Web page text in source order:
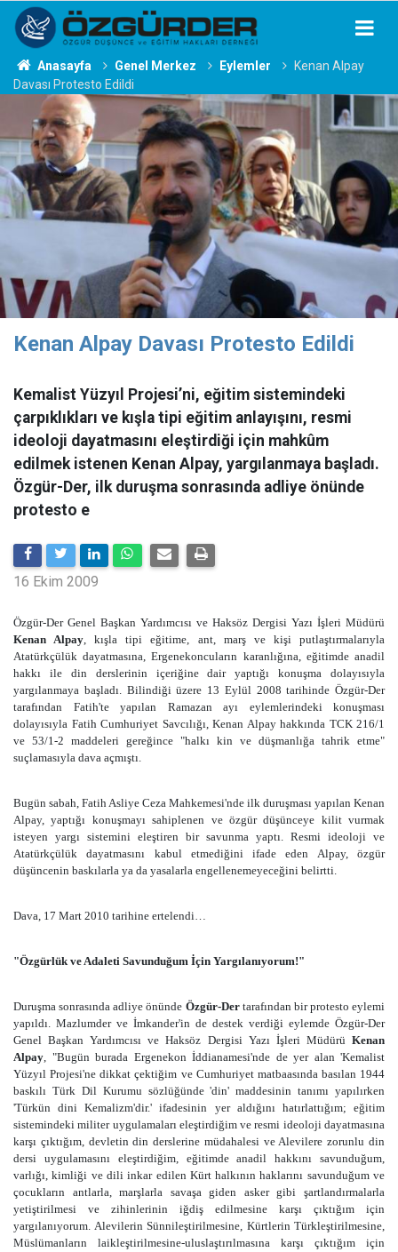
Anasayfa Genel Merkez Eylemler
Kenan Alpay
Davası Protesto Edildi
Kenan Alpay Davası Protesto Edildi
Kemalist Yüzyıl Projesi’ni, eğitim sistemindeki
çarpıklıkları ve kışla tipi eğitim anlayışını, resmi
ideoloji dayatmasını eleştirdiği için mahkûm
edilmek istenen Kenan Alpay, yargılanmaya başladı.
Özgür-Der, ilk duruşma sonrasında adliye önünde
protesto e
16 Ekim 2009
Özgür-Der Genel Başkan Yardımcısı ve Haksöz Dergisi Yazı İşleri Müdürü
Kenan Alpay, kışla tipi eğitime, ant, marş ve kişi putlaştırmalarıyla
Atatürkçülük dayatmasına, Ergenekoncuların karanlığına, eğitimde anadil
hakkı ile din derslerinin içeriğine dair yaptığı konuşma dolayısıyla
yargılanmaya başladı. Bilindiği üzere 13 Eylül 2008 tarihinde Özgür-Der
tarafından Fatih'te yapılan Ramazan ayı eylemlerindeki konuşması
dolayısıyla Fatih Cumhuriyet Savcılığı, Kenan Alpay hakkında TCK 216/1
ve 53/1-2 maddeleri gereğince "halkı kin ve düşmanlığa tahrik etme"
suçlamasıyla dava açmıştı.
Bugün sabah, Fatih Asliye Ceza Mahkemesi'nde ilk duruşması yapılan Kenan
Alpay, yaptığı konuşmayı sahiplenen ve özgür düşünceye kilit vurmak
isteyen yargı sistemini eleştiren bir savunma yaptı. Resmi ideoloji ve
Atatürkçülük dayatmasını kabul etmediğini ifade eden Alpay, özgür
düşüncenin baskılarla ya da yasalarla engellenemeyeceğini belirtti.
Dava, 17 Mart 2010 tarihine ertelendi…
"Özgürlük ve Adaleti Savunduğum İçin Yargılanıyorum!"
Duruşma sonrasında adliye önünde Özgür-Dertarafından bir protesto eylemi
yapıldı. Mazlumder ve İmkander'in de destek verdiği eylemde Özgür-Der
Genel Başkan Yardımcısı ve Haksöz Dergisi Yazı İşleri Müdürü Kenan
Alpay, "Bugün burada Ergenekon İddianamesi'nde de yer alan 'Kemalist
Yüzyıl Projesi'ne dikkat çektiğim ve Cumhuriyet matbaasında basılan 1944
baskılı Türk Dil Kurumu sözlüğünde 'din' maddesinin tanımı yapılırken
'Türkün dini Kemalizm'dir.' ifadesinin yer aldığını hatırlattığım; eğitim
sistemindeki militer uygulamaları eleştirdiğim ve resmi ideoloji dayatmasına
karşı çıktığım, devletin din derslerine müdahalesi ve Alevilere zorunlu din
dersi uygulamasını eleştirdiğim, eğitimde anadil hakkını savunduğum,
varlığı, kimliği ve dili inkar edilen Kürt halkının haklarını savunduğum ve
çocukların antlarla, marşlarla savaşa giden asker gibi şartlandırmalarla
yetiştirilmesi ve zihinlerinin iğdiş edilmesine karşı çıktığım için
yargılanıyorum. Alevilerin Sünnileştirilmesine, Kürtlerin Türkleştirilmesine,
Müslümanların laikleştirilmesine-uluslaştırılmasına karşı çıktığım için